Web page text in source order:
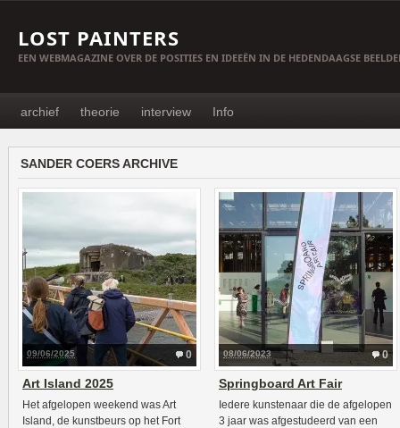
LOST PAINTERS
EEN WEBMAGAZINE OVER DE POSITIES EN IDEEËN IN DE HEDENDAAGSE
archief theorie interview Info
SANDER COERS ARCHIVE
0
09/06/2025
Art Island 2025
Het afgelopen weekend was Art
Island, de kunstbeurs op het Fort
0
08/06/2023
Springboard Art Fair
Iedere kunstenaar die de afgelopen
3 jaar was afgestudeerd van een